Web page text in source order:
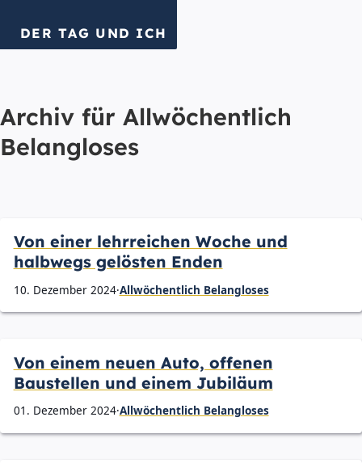
DER TAG UND ICH
Archiv für Allwöchentlich
Belangloses
Von einer lehrreichen Woche und
halbwegs gelösten Enden
10. Dezember 2024·Allwöchentlich Belangloses
Von einem neuen Auto, offenen
Baustellen und einem Jubiläum
01. Dezember 2024·Allwöchentlich Belangloses